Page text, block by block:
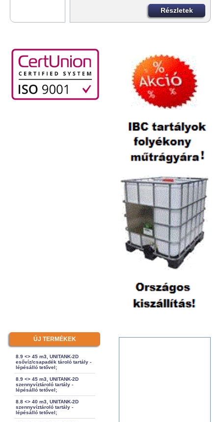
Részletek
ÚJ TERMÉKEK
8.9 <> 45 m3, UNITANK-2D
esővíz/csapadék tároló tartály -
lépésálló tetővel;
8.9 <> 45 m3, UNITANK-2D
szennyvíztároló tartály -
lépésálló tetővel;
8.8 <> 40 m3, UNITANK-2D
szennyvíztároló tartály -
lépésálló tetővel;